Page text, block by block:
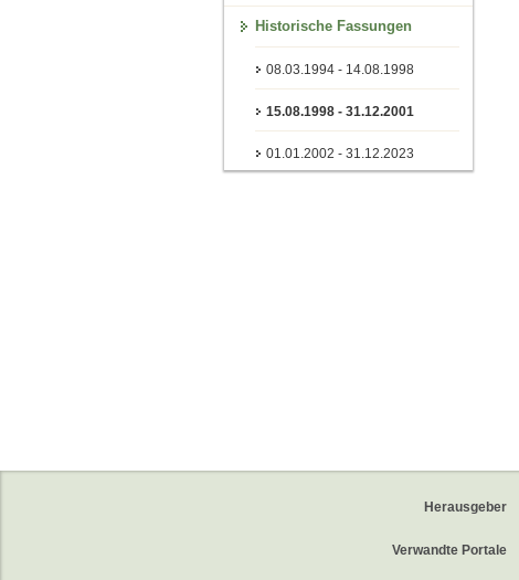
Historische Fassungen
08.03.1994 - 14.08.1998
15.08.1998 - 31.12.2001
01.01.2002 - 31.12.2023
Herausgeber
Verwandte Portale